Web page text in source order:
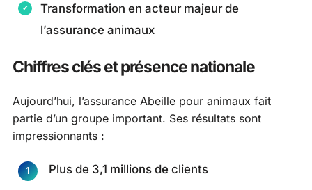
Transformation en acteur majeur de
l’assurance animaux
Chiffres clés et présence nationale
Aujourd’hui, l’assurance Abeille pour animaux fait
partie d’un groupe important. Ses résultats sont
impressionnants :
Plus de 3,1 millions de clients